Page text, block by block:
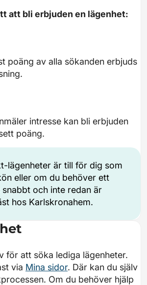
att bli erbjuden en lägenhet:
poäng av alla sökanden erbjuds
intresse kan bli erbjuden
poäng.
lägenheter är till för dig som
eller om du behöver ett
snabbt och inte redan är
hos Karlskronahem.
för att söka lediga lägenheter.
via Mina sidor. Där kan du själv
Om du behöver hjälp